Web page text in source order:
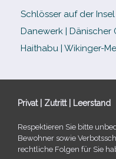
Schlösser auf der
Danewerk | Dänischer
Haithabu | Wikinger-
Privat | Zutritt | Leerstand
Respektieren Sie bitte
Bewohner sowie
recht­li­che Folgen für Sie